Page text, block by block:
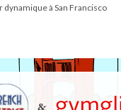
dynamique à San Francisco